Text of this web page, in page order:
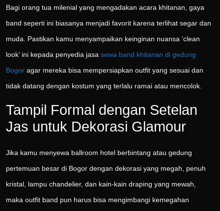
Bagi orang tua milenial yang mengadakan acara khitanan, gaya
band seperti ini biasanya menjadi favorit karena terlihat segar dan
muda. Pastikan kamu menyampaikan keinginan nuansa ‘clean
look’ ini kepada penyedia jasa sewa band khitanan di gedung
Bogor agar mereka bisa mempersiapkan outfit yang sesuai dan
tidak datang dengan kostum yang terlalu ramai atau mencolok.
Tampil Formal dengan Setelan
Jas untuk Dekorasi Glamour
Jika kamu menyewa ballroom hotel berbintang atau gedung
pertemuan besar di Bogor dengan dekorasi yang megah, penuh
kristal, lampu chandelier, dan kain-kain draping yang mewah,
maka outfit band pun harus bisa mengimbangi kemegahan